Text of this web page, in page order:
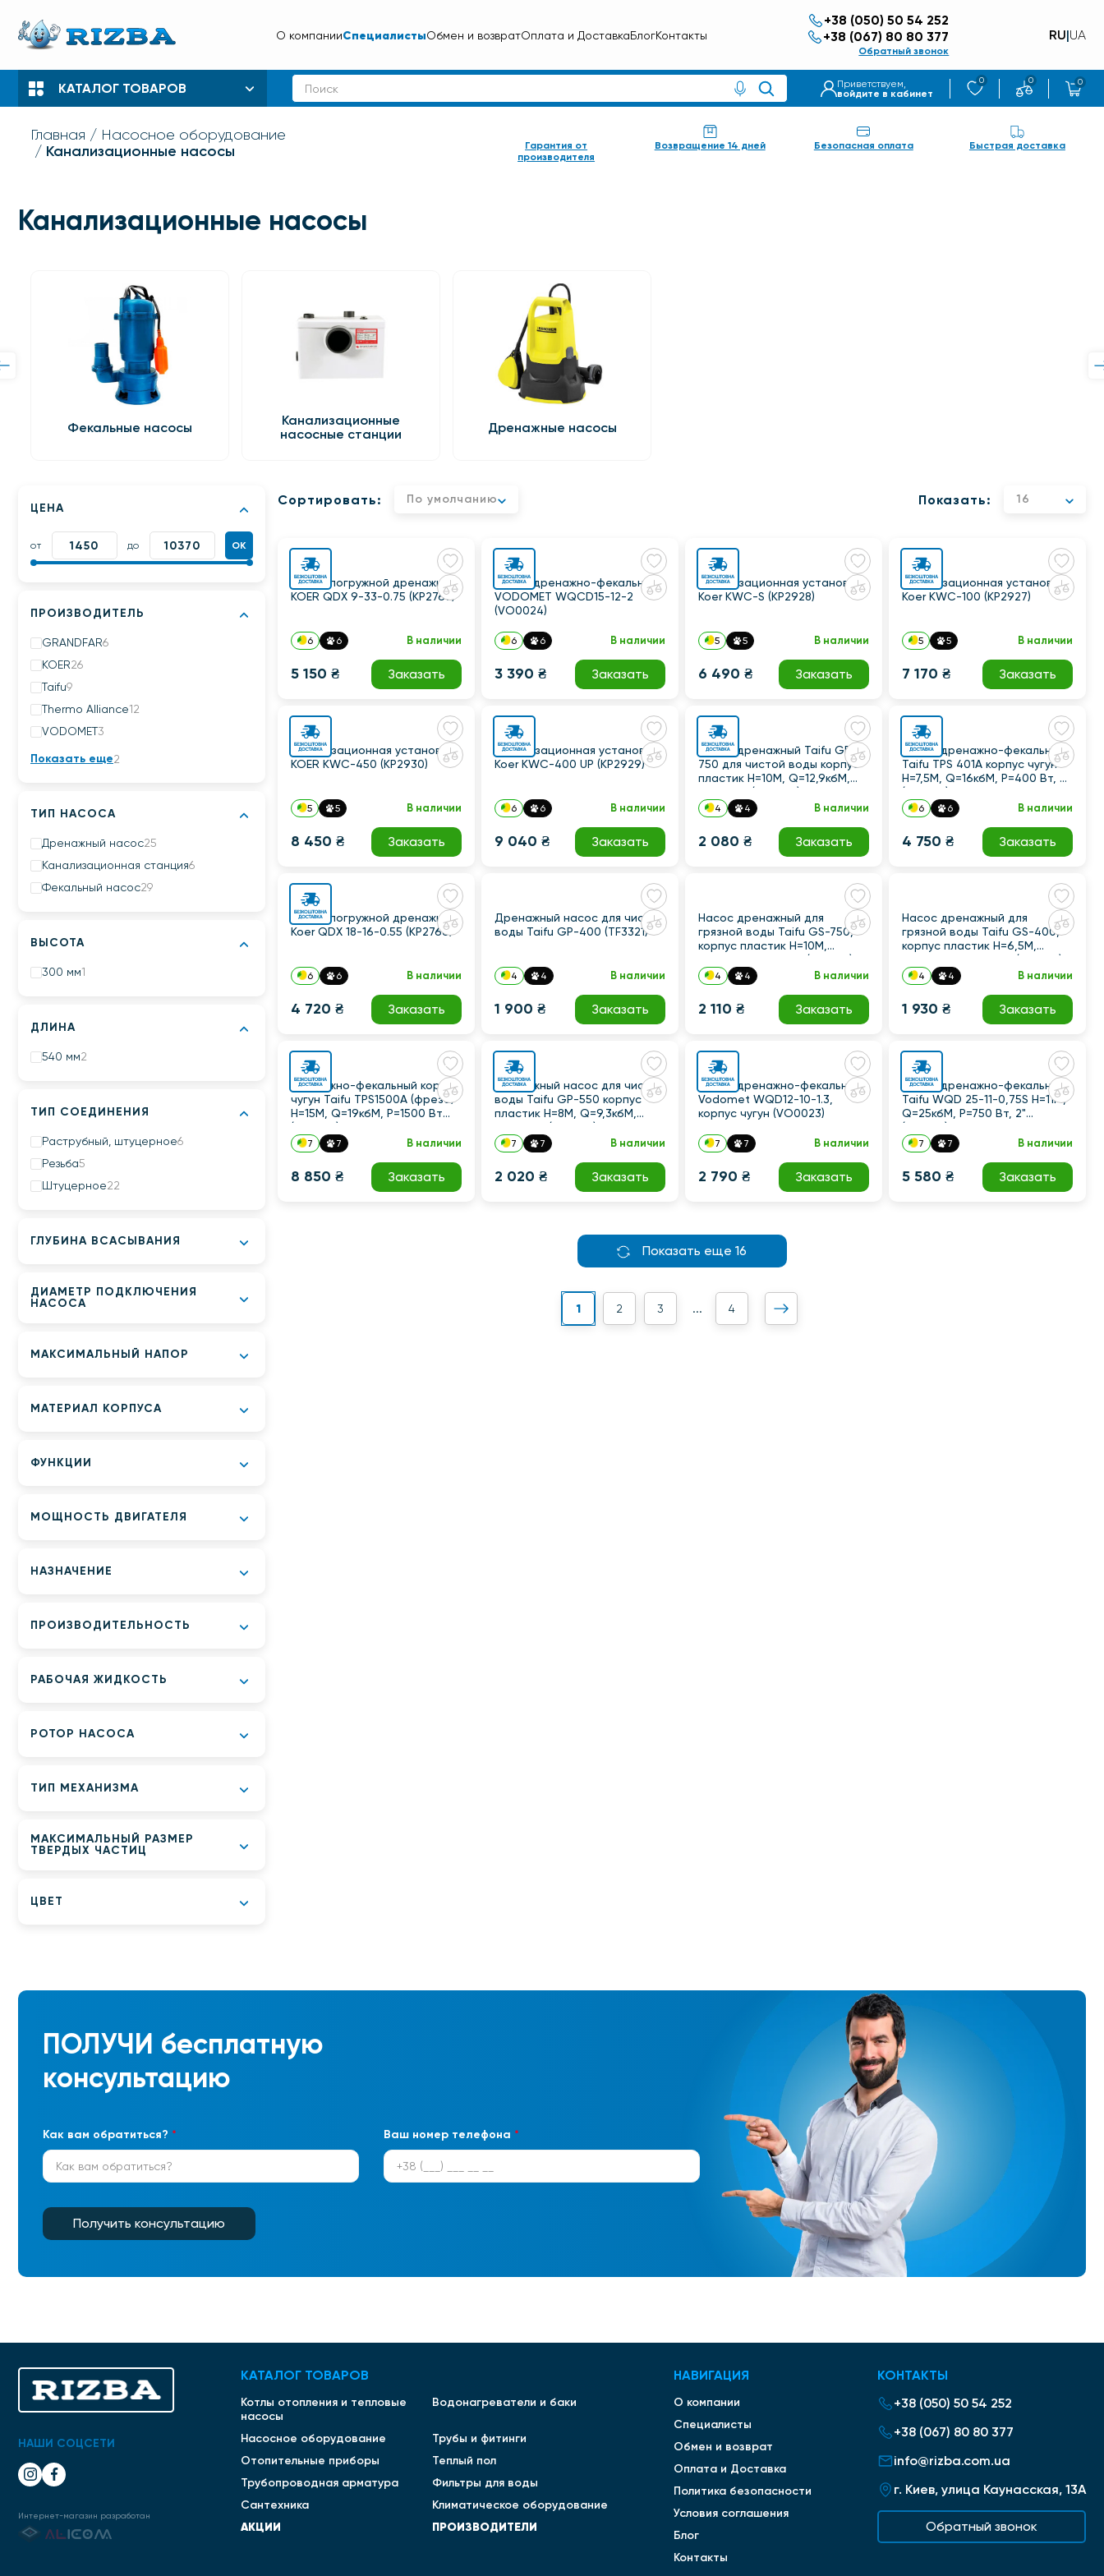
О компанииСпециалистыОбмен и возвратОплата и ДоставкаБлогКонтакты
+38 (050) 50 54 252
+38 (067) 80 80 377
Обратный звонок
RU|UA
КАТАЛОГ ТОВАРОВ
Приветствуем,
войдите в кабинет
0 0 0
Главная Насосное оборудование
Канализационные насосы
Гарантия от
производителя
Возвращение 14 дней Безопасная оплата Быстрая доставка
Канализационные насосы
Фекальные насосы
Канализационные
насосные станции
Дренажные насосы
ЦЕНА
от до ОК
ПРОИЗВОДИТЕЛЬ
GRANDFAR6
KOER26
Taifu9
Thermo Alliance12
VODOMET3
Показать еще2
ТИП НАСОСА
Дренажный насос25
Канализационная станция6
Фекальный насос29
ВЫСОТА
300 мм1
ДЛИНА
540 мм2
ТИП СОЕДИНЕНИЯ
Раструбный, штуцерное6
Резьба5
Штуцерное22
ГЛУБИНА ВСАСЫВАНИЯ
ДИАМЕТР ПОДКЛЮЧЕНИЯ
НАСОСА
МАКСИМАЛЬНЫЙ НАПОР
МАТЕРИАЛ КОРПУСА
ФУНКЦИИ
МОЩНОСТЬ ДВИГАТЕЛЯ
НАЗНАЧЕНИЕ
ПРОИЗВОДИТЕЛЬНОСТЬ
РАБОЧАЯ ЖИДКОСТЬ
РОТОР НАСОСА
ТИП МЕХАНИЗМА
МАКСИМАЛЬНЫЙ РАЗМЕР
ТВЕРДЫХ ЧАСТИЦ
ЦВЕТ
Сортировать: По умолчанию Показать: 16
Насос погружной дренажный
KOER QDX 9-33-0.75 (KP2767)
6 6 В наличии
5 150 ₴ Заказать
Насос дренажно-фекальный
VODOMET WQCD15-12-2
(VO0024)
6 6 В наличии
3 390 ₴ Заказать
Канализационная установка
Koer KWC-S (KP2928)
5 5 В наличии
6 490 ₴ Заказать
Канализационная установка
Koer KWC-100 (KP2927)
5 5 В наличии
7 170 ₴ Заказать
Канализационная установка
KOER KWC-450 (KP2930)
5 5 В наличии
8 450 ₴ Заказать
Канализационная установка
Koer KWC-400 UP (KP2929)
6 6 В наличии
9 040 ₴ Заказать
Насос дренажный Taifu GP-
750 для чистой воды корпус
пластик Н=10М, Q=12,9кбМ,
P=750 Вт (TF0054)
4 4 В наличии
2 080 ₴ Заказать
Насос дренажно-фекальный
Taifu TPS 401A корпус чугун
Н=7,5М, Q=16кбМ, P=400 Вт, 2"
(TF3320)
6 6 В наличии
4 750 ₴ Заказать
Насос погружной дренажный
Koer QDX 18-16-0.55 (KP2766)
6 6 В наличии
4 720 ₴ Заказать
Дренажный насос для чистой
воды Taifu GP-400 (TF3321)
4 4 В наличии
1 900 ₴ Заказать
Насос дренажный для
грязной воды Taifu GS-750,
корпус пластик Н=10М,
Q=13кбМ, P=750 Вт (TF3323)
4 4 В наличии
2 110 ₴ Заказать
Насос дренажный для
грязной воды Taifu GS-400,
корпус пластик Н=6,5М,
Q=7,5кбМ, P=400 Вт (TF3322)
4 4 В наличии
1 930 ₴ Заказать
Дренажно-фекальный корпус
чугун Taifu TPS1500A (фреза)
Н=15М, Q=19кбМ, P=1500 Вт
(TF0034)
7 7 В наличии
8 850 ₴ Заказать
Дренажный насос для чистой
воды Taifu GP-550 корпус
пластик Н=8М, Q=9,3кбМ,
P=550 Вт (TF0027)
7 7 В наличии
2 020 ₴ Заказать
Насос дренажно-фекальный
Vodomet WQD12-10-1.3,
корпус чугун (VO0023)
7 7 В наличии
2 790 ₴ Заказать
Насос дренажно-фекальный
Taifu WQD 25-11-0,75S Н=11М,
Q=25кбМ, P=750 Вт, 2"
(TF3328)
7 7 В наличии
5 580 ₴ Заказать
Показать еще 16
1 2 3 4
ПОЛУЧИ бесплатную
консультацию
Как вам обратиться? * Ваш номер телефона *
Получить консультацию
НАШИ СОЦСЕТИ
Интернет-магазин разработан
КАТАЛОГ ТОВАРОВ
Котлы отопления и тепловые
насосы
Водонагреватели и баки
Насосное оборудование
Трубы и фитинги
Отопительные приборы
Теплый пол
Трубопроводная арматура
Фильтры для воды
Сантехника
Климатическое оборудование
АКЦИИ ПРОИЗВОДИТЕЛИ
НАВИГАЦИЯ
О компании
Специалисты
Обмен и возврат
Оплата и Доставка
Политика безопасности
Условия соглашения
Блог
Контакты
КОНТАКТЫ
+38 (050) 50 54 252
+38 (067) 80 80 377
info@rizba.com.ua
г. Киев, улица Каунасская, 13А
Обратный звонок